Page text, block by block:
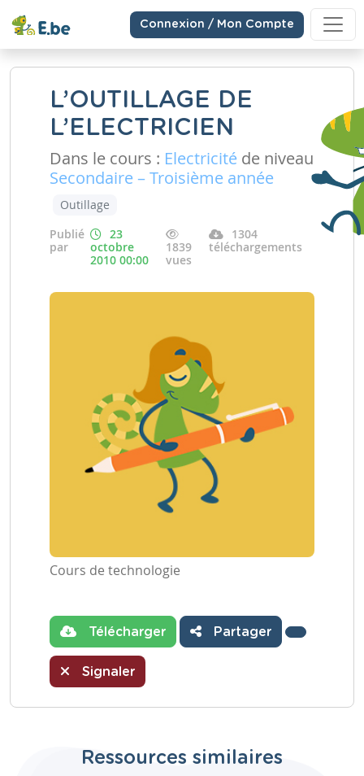
Connexion / Mon Compte
L’OUTILLAGE DE
L’ELECTRICIEN
Dans le cours : Electricité de niveau
Secondaire – Troisième année
Outillage
Publié
par
23
octobre
2010 00:00
1839
vues
1304
téléchargements
Cours de technologie
Télécharger Partager
Signaler
Ressources similaires